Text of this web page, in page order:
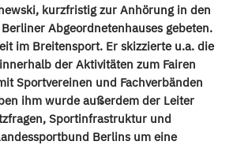
kurzfristig zur Anhörung in den
Abgeordnetenhauses gebeten.
im Breitensport. Er skizzierte u.a. die
der Aktivitäten zum Fairen
Sportvereinen und Fachverbänden
ihm wurde außerdem der Leiter
Sportinfrastruktur und
Berlins um eine